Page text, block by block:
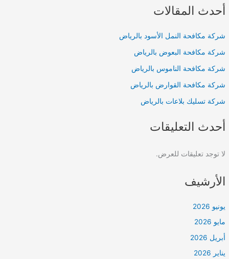
أحدث المقالات
شركة مكافحة النمل الأسود بالرياض
شركة مكافحة البعوض بالرياض
شركة مكافحة الناموس بالرياض
شركة مكافحة القوارض بالرياض
شركة تسليك بلاعات بالرياض
أحدث التعليقات
لا توجد تعليقات للعرض.
الأرشيف
يونيو 2026
مايو 2026
أبريل 2026
يناير 2026